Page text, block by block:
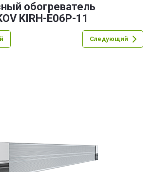
обогреватель
KIRH-E06P-11
Следующий